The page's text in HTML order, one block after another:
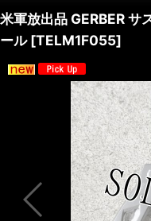
米軍放出品 GERBER サ
ール[TELM1F055]